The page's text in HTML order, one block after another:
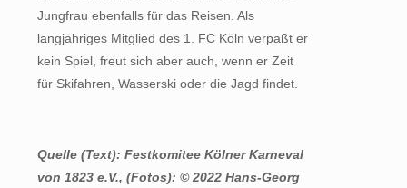
Jungfrau ebenfalls für das Reisen. Als
langjähriges Mitglied des 1. FC Köln verpaßt er
kein Spiel, freut sich aber auch, wenn er Zeit
für Skifahren, Wasserski oder die Jagd findet.
Quelle (Text): Festkomitee Kölner Karneval
von 1823 e.V., (Fotos): © 2022 Hans-Georg